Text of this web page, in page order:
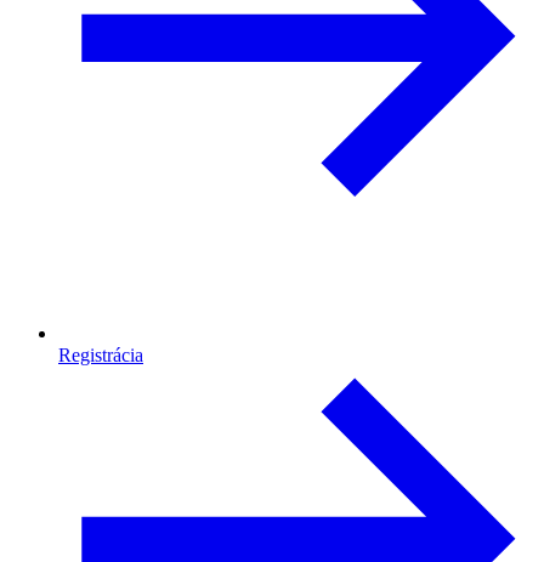
Registrácia